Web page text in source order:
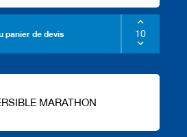
panier de devis
MARATHON